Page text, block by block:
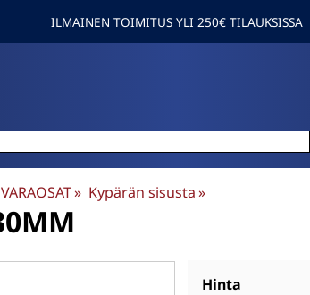
ILMAINEN TOIMITUS YLI 250€ TILAUKSISSA
‪» Kypärän sisusta‪»
Hinta